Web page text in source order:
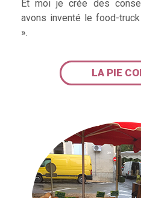
Et moi je crée des
avons inventé le food-
».
LA PIE